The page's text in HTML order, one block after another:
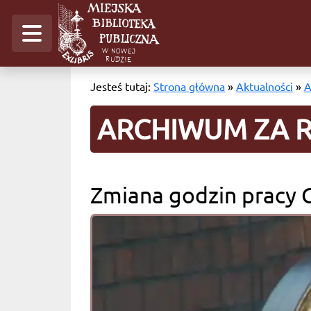
Jesteś tutaj: Strona główna » Aktualności »
ARCHIWUM ZA
Zmiana godzin pracy